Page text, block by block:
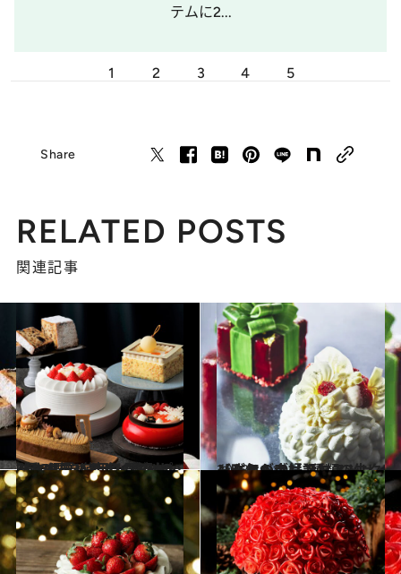
テムに2...
1 2 3 4 5
Share
RELATED POSTS
関連記事
2023.10.15
3種の栗を使用！栗のおいしさを極めたザ・キャピトルホテル 東急のブッシュ・ド・ノエルは格別の味
グルメ 2023.10.10
【昨年も大好評】ストリングスのクリスマスショートケーキは2種類の生クリームがブレンド！
グルメ